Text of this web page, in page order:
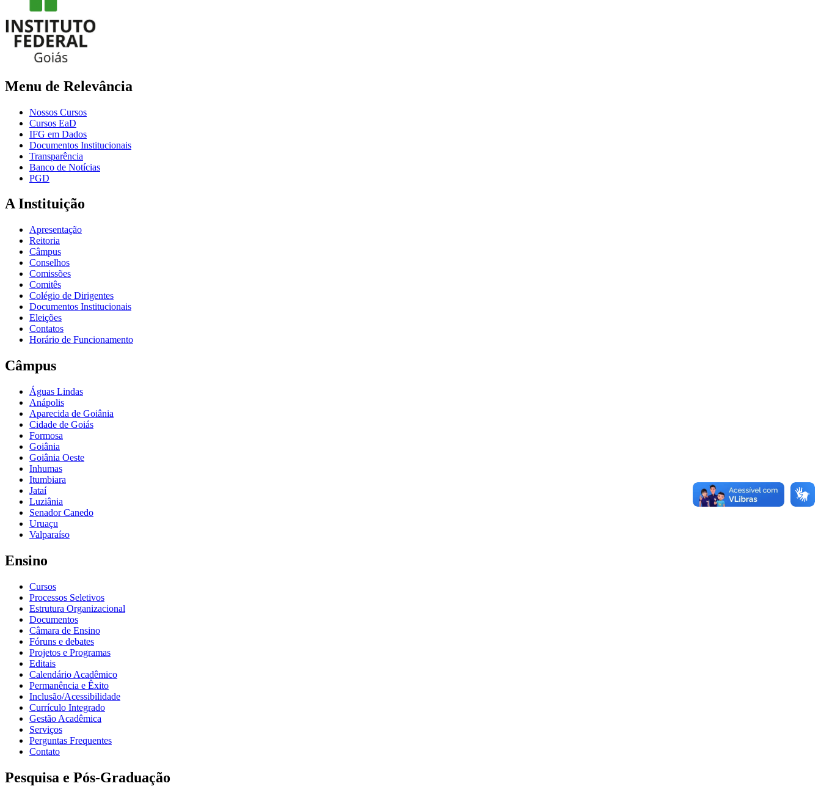
Menu de Relevância
Nossos Cursos
Cursos EaD
IFG em Dados
Documentos Institucionais
Transparência
Banco de Notícias
PGD
A Instituição
Apresentação
Reitoria
Câmpus
Conselhos
Comissões
Comitês
Colégio de Dirigentes
Documentos Institucionais
Eleições
Contatos
Horário de Funcionamento
Câmpus
Águas Lindas
Anápolis
Aparecida de Goiânia
Cidade de Goiás
Formosa
Goiânia
Goiânia Oeste
Inhumas
Itumbiara
Jataí
Luziânia
Senador Canedo
Uruaçu
Valparaíso
Ensino
Cursos
Processos Seletivos
Estrutura Organizacional
Documentos
Câmara de Ensino
Fóruns e debates
Projetos e Programas
Editais
Calendário Acadêmico
Permanência e Êxito
Inclusão/Acessibilidade
Currículo Integrado
Gestão Acadêmica
Serviços
Perguntas Frequentes
Contato
Pesquisa e Pós-Graduação